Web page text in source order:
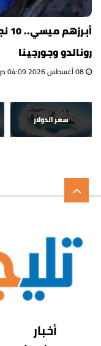
رونالدو وجورجينا
سعر الدولار
أخبار